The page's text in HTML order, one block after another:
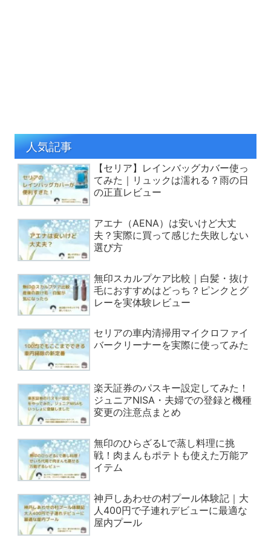
人気記事
【セリア】レインバッグカバー使っ
てみた｜リュックは濡れる？雨の日
の正直レビュー
アエナ（AENA）は安いけど大丈
夫？実際に買って感じた失敗しない
選び方
無印スカルプケア比較｜白髪・抜け
毛におすすめはどっち？ピンクとグ
レーを実体験レビュー
セリアの車内清掃用マイクロファイ
バークリーナーを実際に使ってみた
楽天証券のパスキー設定してみた！
ジュニアNISA・夫婦での登録と機種
変更の注意点まとめ
無印のひらざるLで蒸し料理に挑
戦！肉まんもポテトも使えた万能ア
イテム
神戸しあわせの村プール体験記｜大
人400円で子連れデビューに最適な
屋内プール